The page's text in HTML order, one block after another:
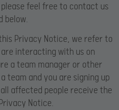
feel free to contact us
below.
Privacy Notice, we refer to
interacting with us on
a team manager or other
team and you are signing up
affected people receive the
Notice.